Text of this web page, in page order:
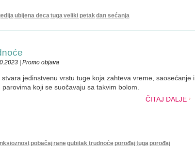
ubijena decatugaveliki petakdan sećanja
| Promo objava
jedinstvenu vrstu tuge koja zahteva vreme, saosećanje i
koji se suočavaju sa takvim bolom.
ČITAJ DALJE
pobačaj ranegubitak trudnoće porođajtuga porođaj